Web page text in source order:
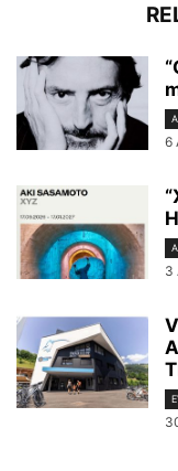
6
3